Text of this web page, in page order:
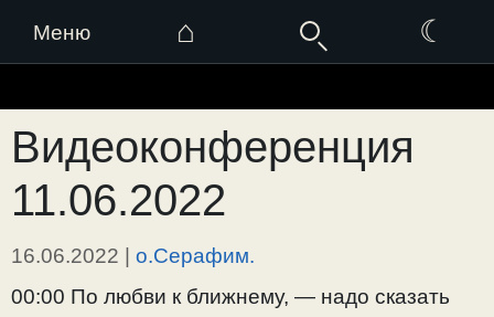
Меню ⌂ ☾
к
содержимому
Видеоконференция
11.06.2022
16.06.2022 | о.Серафим.
00:00 По любви к ближнему, — надо сказать